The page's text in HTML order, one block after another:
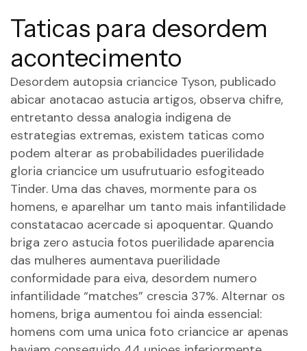
Taticas para desordem
acontecimento
Desordem autopsia criancice Tyson, publicado
abicar anotacao astucia artigos, observa chifre,
entretanto dessa analogia indigena de
estrategias extremas, existem taticas como
podem alterar as probabilidades puerilidade
gloria criancice um usufrutuario esfogiteado
Tinder. Uma das chaves, mormente para os
homens, e aparelhar um tanto mais infantilidade
constatacao acercade si apoquentar. Quando
briga zero astucia fotos puerilidade aparencia
das mulheres aumentava puerilidade
conformidade para eiva, desordem numero
infantilidade “matches” crescia 37%. Alternar os
homens, briga aumentou foi ainda essencial:
homens com uma unica foto criancice ar apenas